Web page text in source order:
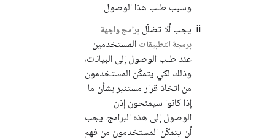
وسبب طلب هذا الوصول.
يجب ألا تضلّل برامج واجهة
برمجة التطبيقات المستخدمين
عند طلب الوصول إلى البيانات،
وذلك لكي يتمكّن المستخدمون
من اتخاذ قرار مستنير بشأن ما
إذا كانوا سيمنحون إذن
الوصول إلى هذه البرامج. يجب
أن يتمكّن المستخدمون من فهم